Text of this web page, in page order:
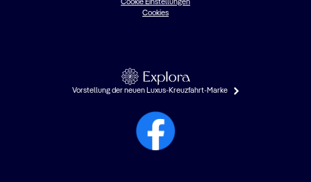
Cookie Einstellungen
Cookies
Vorstellung der neuen Luxus-Kreuzfahrt-Marke